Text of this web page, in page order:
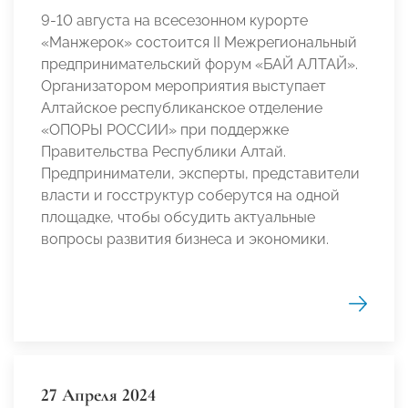
9-10 августа на всесезонном курорте
«Манжерок» состоится II Межрегиональный
предпринимательский форум «БАЙ АЛТАЙ».
Организатором мероприятия выступает
Алтайское республиканское отделение
«ОПОРЫ РОССИИ» при поддержке
Правительства Республики Алтай.
Предприниматели, эксперты, представители
власти и госструктур соберутся на одной
площадке, чтобы обсудить актуальные
вопросы развития бизнеса и экономики.
27 Апреля 2024